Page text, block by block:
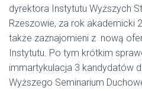
dyrektora Instytutu Wyższych
Rzeszowie, za rok akademicki
także zaznajomieni z nową
Instytutu. Po tym krótkim
immartykulacja 3 kandydatów
Wyższego Seminarium